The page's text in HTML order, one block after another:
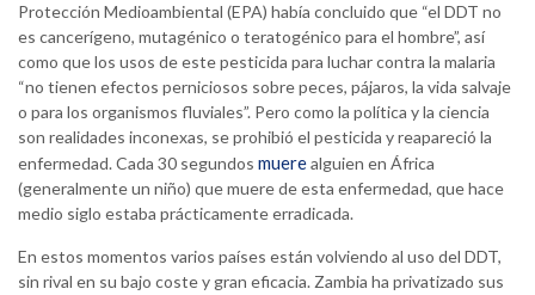
Protección Medioambiental (EPA) había concluido que “el DDT no
es cancerígeno, mutagénico o teratogénico para el hombre”, así
como que los usos de este pesticida para luchar contra la malaria
“no tienen efectos perniciosos sobre peces, pájaros, la vida salvaje
o para los organismos fluviales”. Pero como la política y la ciencia
son realidades inconexas, se prohibió el pesticida y reapareció la
enfermedad. Cada 30 segundos muerealguien en África
(generalmente un niño) que muere de esta enfermedad, que hace
medio siglo estaba prácticamente erradicada.
En estos momentos varios países están volviendo al uso del DDT,
sin rival en su bajo coste y gran eficacia. Zambia ha privatizado sus